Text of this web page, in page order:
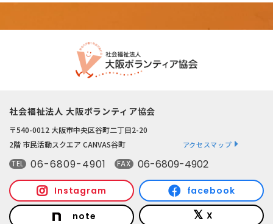
社会福祉法人 大阪ボランティア協会
〒540-0012 大阪市中央区谷町二丁目2-20
2階 市民活動スクエア CANVAS谷町
アクセスマップ
TEL 06-6809-4901 FAX 06-6809-4902
Instagram facebook
note X